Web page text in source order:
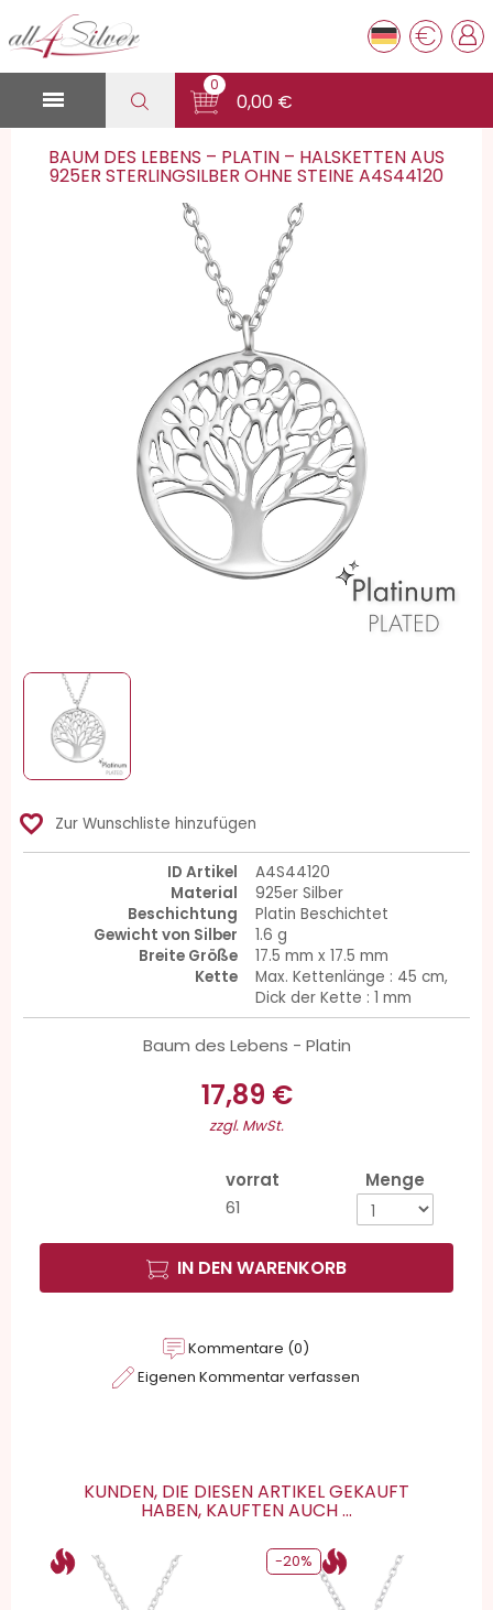
€

0
0,00 €
BAUM DES LEBENS – PLATIN – HALSKETTEN AUS
925ER STERLINGSILBER OHNE STEINE A4S44120
favorite_border Zur Wunschliste hinzufügen
ID Artikel
A4S44120
Material
925er Silber
Beschichtung
Platin Beschichtet
Gewicht von Silber
1.6 g
Breite Größe
17.5 mm x 17.5 mm
Kette
Max. Kettenlänge : 45 cm,
Dick der Kette : 1 mm
Baum des Lebens - Platin
17,89 €
zzgl. MwSt.
vorrat
61
Menge
IN DEN WARENKORB
Kommentare (0)
Eigenen Kommentar verfassen
KUNDEN, DIE DIESEN ARTIKEL GEKAUFT
HABEN, KAUFTEN AUCH ...
-20%